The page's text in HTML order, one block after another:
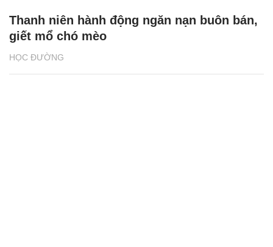
HỌC ĐƯỜNG
Thanh niên hành động ngăn nạn buôn bán,
giết mổ chó mèo